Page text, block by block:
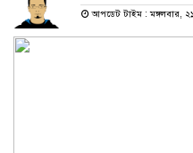
আপডেট টাইম : মঙ্গলবার, ২১